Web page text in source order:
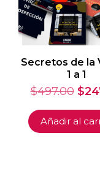
Secretos de la
1 a 1
$497.00 El
era:
$
Añadir al